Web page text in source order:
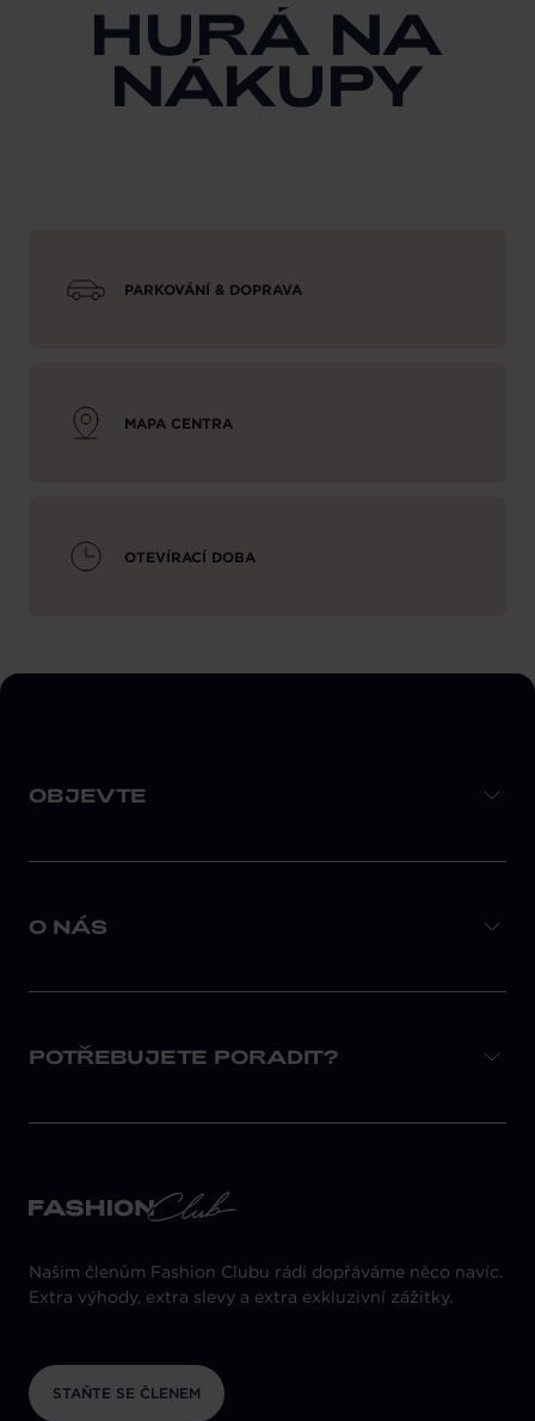
HURÁ NA
NÁKUPY
PARKOVÁNÍ & DOPRAVA
MAPA CENTRA
OTEVÍRACÍ DOBA
OBJEVTE
O NÁS
POTŘEBUJETE PORADIT?
Našim členům Fashion Clubu rádi dopřáváme něco navíc.
Extra výhody, extra slevy a extra exkluzivní zážitky.
STAŇTE SE ČLENEM